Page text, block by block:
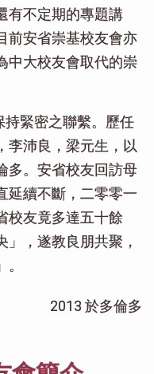
有不定期的專題講
前安省崇基校友會亦
中大校友會取代的崇
緊密之聯繫。歷任
李沛良，梁元生，以
多。安省校友回訪母
延續不斷，二零零一
校友竟多達五十餘
」，遂教良朋共聚，
2013 於多倫多